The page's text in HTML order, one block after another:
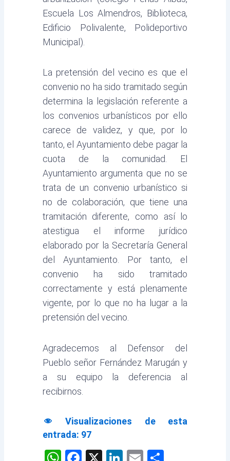
Escuela Los Almendros, Biblioteca,
Edificio Polivalente, Polideportivo
Municipal).
La pretensión del vecino es que el
convenio no ha sido tramitado según
determina la legislación referente a
los convenios urbanísticos por ello
carece de validez, y que, por lo
tanto, el Ayuntamiento debe pagar la
cuota de la comunidad. El
Ayuntamiento argumenta que no se
trata de un convenio urbanístico si
no de colaboración, que tiene una
tramitación diferente, como así lo
atestigua el informe jurídico
elaborado por la Secretaría General
del Ayuntamiento. Por tanto, el
convenio ha sido tramitado
correctamente y está plenamente
vigente, por lo que no ha lugar a la
pretensión del vecino.
Agradecemos al Defensor del
Pueblo señor Fernández Marugán y
a su equipo la deferencia al
recibirnos.
Visualizaciones de esta
entrada: 97